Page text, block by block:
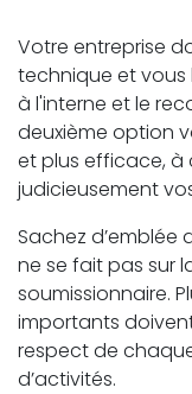
Votre entreprise
technique et
à l'interne et le
deuxième option
et plus efficace, à
judicieusement
Sachez d’emblée
ne se fait pas sur
soumissionnaire.
importants
respect de
d’activités.